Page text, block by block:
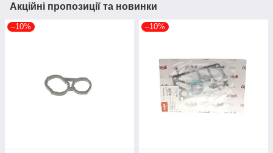
Акційні пропозиції та новинки
–10% –10%